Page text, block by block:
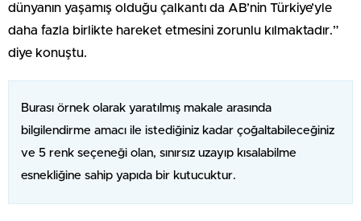
dünyanın yaşamış olduğu çalkantı da AB’nin Türkiye’yle
daha fazla birlikte hareket etmesini zorunlu kılmaktadır.”
diye konuştu.
Burası örnek olarak yaratılmış makale arasında
bilgilendirme amacı ile istediğiniz kadar çoğaltabileceğiniz
ve 5 renk seçeneği olan, sınırsız uzayıp kısalabilme
esnekliğine sahip yapıda bir kutucuktur.